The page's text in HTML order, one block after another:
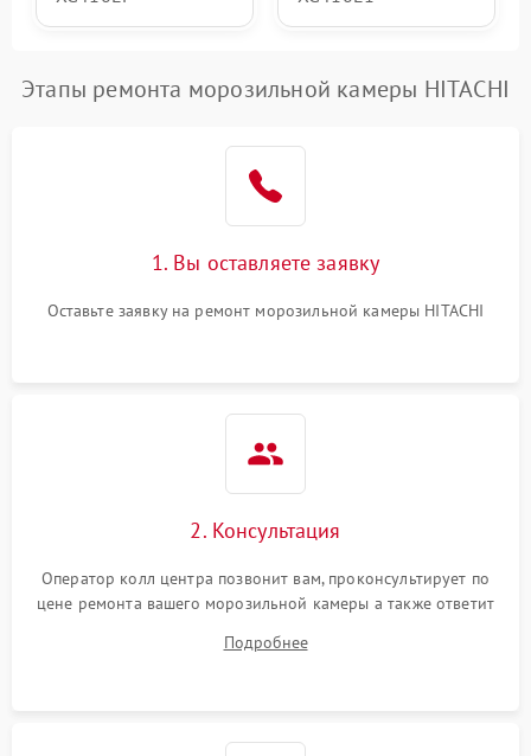
Этапы ремонта морозильной камеры HITACHI
1. Вы оставляете заявку
Оставьте заявку на ремонт морозильной камеры HITACHI
2. Консультация
Оператор колл центра позвонит вам, проконсультирует по
цене ремонта вашего морозильной камеры а также ответит
Подробнее